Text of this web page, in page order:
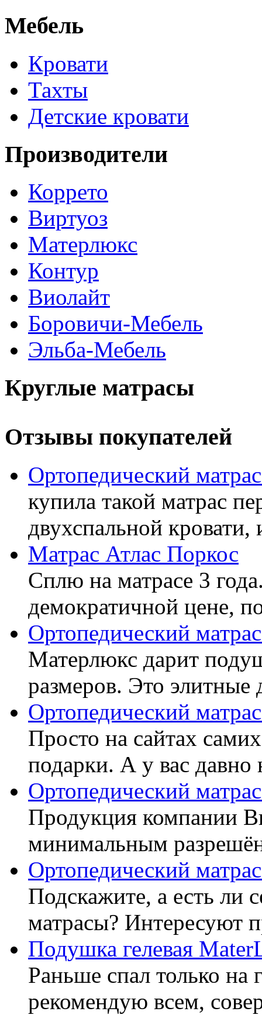
Мебель
Кровати
Тахты
Детские кровати
Производители
Коррето
Виртуоз
Матерлюкс
Контур
Виолайт
Боровичи-Мебель
Эльба-Мебель
Круглые матрасы
Отзывы покупателей
Ортопедический
купила такой матрас
двухспальной
Матрас Атлас Поркос
Сплю на матрасе 3
демократичной цене,
Ортопедический
Матерлюкс дарит
размеров. Это элитные
Ортопедический
Просто на сайтах
подарки. А у вас
Ортопедический
Продукция компании
минимальным
Ортопедический
Подскажите, а есть ли
матрасы? Интересуют
Подушка гелевая
Раньше спал только на
рекомендую всем,